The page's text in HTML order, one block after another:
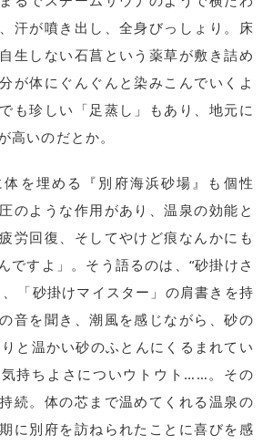
汗が噴き出し、全身びっしょり。床
生しない石菖という薬草が敷き詰め
が体にぐんぐんと染みこんでいくよ
も珍しい「足蒸し」もあり、地元に
高いのだとか。
を埋める『別府海浜砂場』も個性
のような作用があり、温泉の効能と
労回復、そしてやけど痕なんかにも
ですよ」。そう語るのは、“砂掛けさ
「砂掛けマイスター」の肩書きを持
音を聞き、潮風を感じながら、砂の
と温かい砂のふとんにくるまれてい
持ちよさについウトウト……。その
続。体の芯まで温めてくれる温泉の
に別府を訪ねられたことに喜びを感